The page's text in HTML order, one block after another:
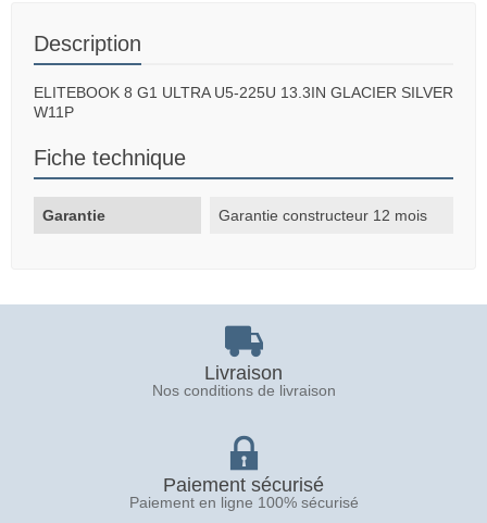
Description
ELITEBOOK 8 G1 ULTRA U5-225U 13.3IN GLACIER SILVER
W11P
Fiche technique
Garantie Garantie constructeur 12 mois
Livraison
Nos conditions de livraison
Paiement sécurisé
Paiement en ligne 100% sécurisé